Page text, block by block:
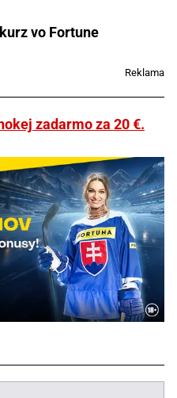
kurz vo Fortune
Reklama
zadarmo za 20 €.